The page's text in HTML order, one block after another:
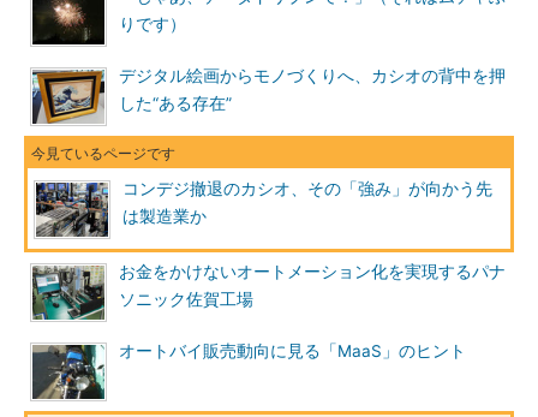
りです）
デジタル絵画からモノづくりへ、カシオの背中を押
した“ある存在”
コンデジ撤退のカシオ、その「強み」が向かう先
は製造業か
お金をかけないオートメーション化を実現するパナ
ソニック佐賀工場
オートバイ販売動向に見る「MaaS」のヒント